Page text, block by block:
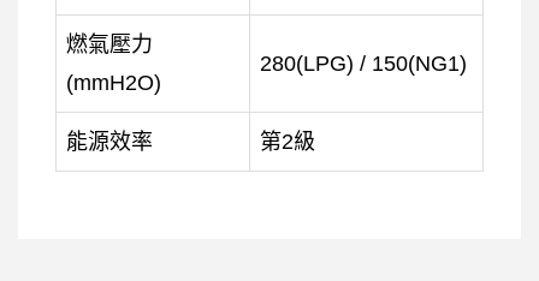
燃氣壓力
(mmH2O)
280(LPG) / 150(NG1)
能源效率 第2級